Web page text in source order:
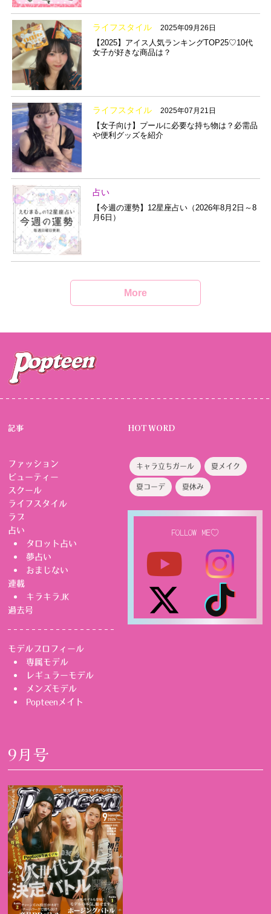
ライフスタイル 2025年09月26日
【2025】アイス人気ランキングTOP25♡10代
女子が好きな商品は？
ライフスタイル 2025年07月21日
【女子向け】プールに必要な持ち物は？必需品
や便利グッズを紹介
占い
【今週の運勢】12星座占い（2026年8月2日～8
月6日）
More
記事
ファッション
ビューティー
スクール
ライフスタイル
ラブ
占い
タロット占い
夢占い
おまじない
連載
キラキラJK
過去号
モデルプロフィール
専属モデル
レギュラーモデル
メンズモデル
Popteenメイト
HOT WORD
キャラ立ちガール 夏メイク
夏コーデ 夏休み
FOLLOW ME♡
9月号